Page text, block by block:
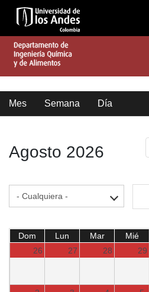
Pasar
contenido
principal
Solapas
Mes (solapa
activa)
Semana Día
Agosto 2026
Dom Lun Mar Mié
26
27 28 29